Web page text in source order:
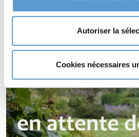
Autoriser la
Cookies nécessaires